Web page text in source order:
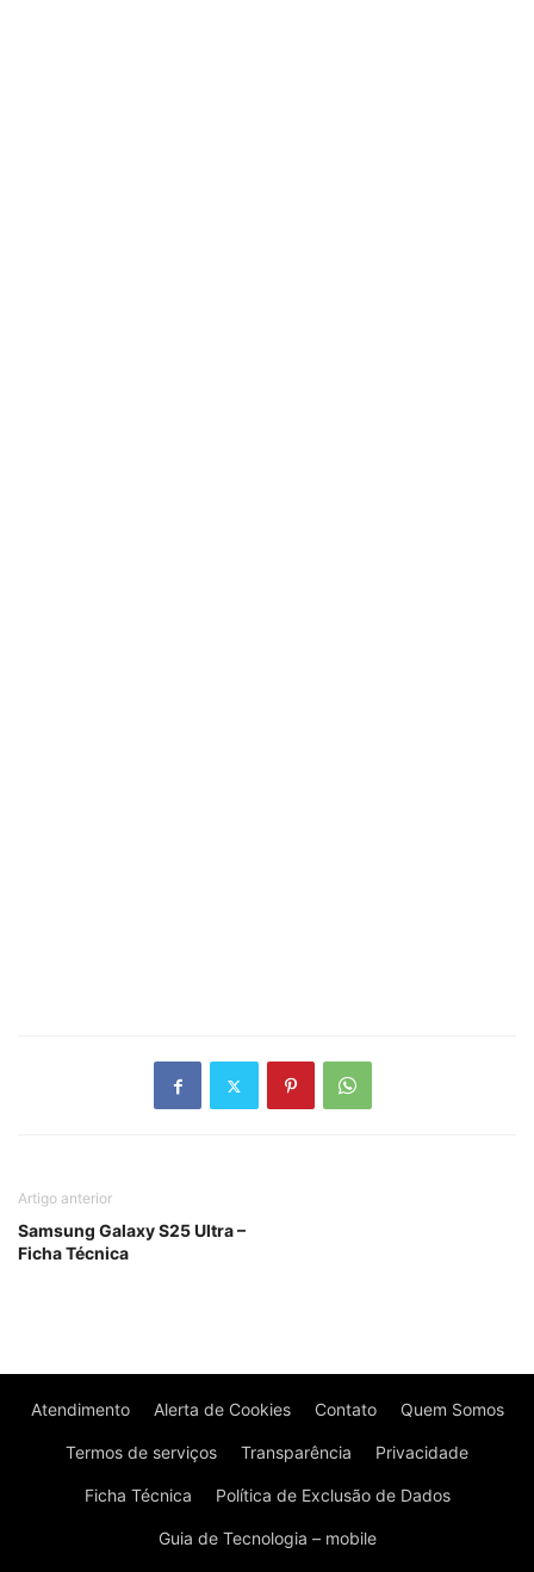
Artigo anterior
Samsung Galaxy S25 Ultra –
Ficha Técnica
Atendimento Alerta de Cookies Contato Quem Somos
Termos de serviços Transparência Privacidade
Ficha Técnica Política de Exclusão de Dados
Guia de Tecnologia – mobile